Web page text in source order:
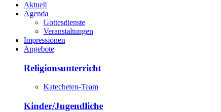
Aktuell
Agenda
Gottesdienste
Veranstaltungen
Impressionen
Angebote
Religionsunterricht
Katecheten-Team
Kinder/Jugendliche